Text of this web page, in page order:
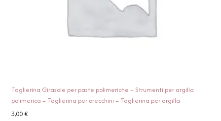
Taglierina Girasole per paste polimeriche – Strumenti per argilla
polimerica – Taglierina per orecchini – Taglierina per argilla
3,00€